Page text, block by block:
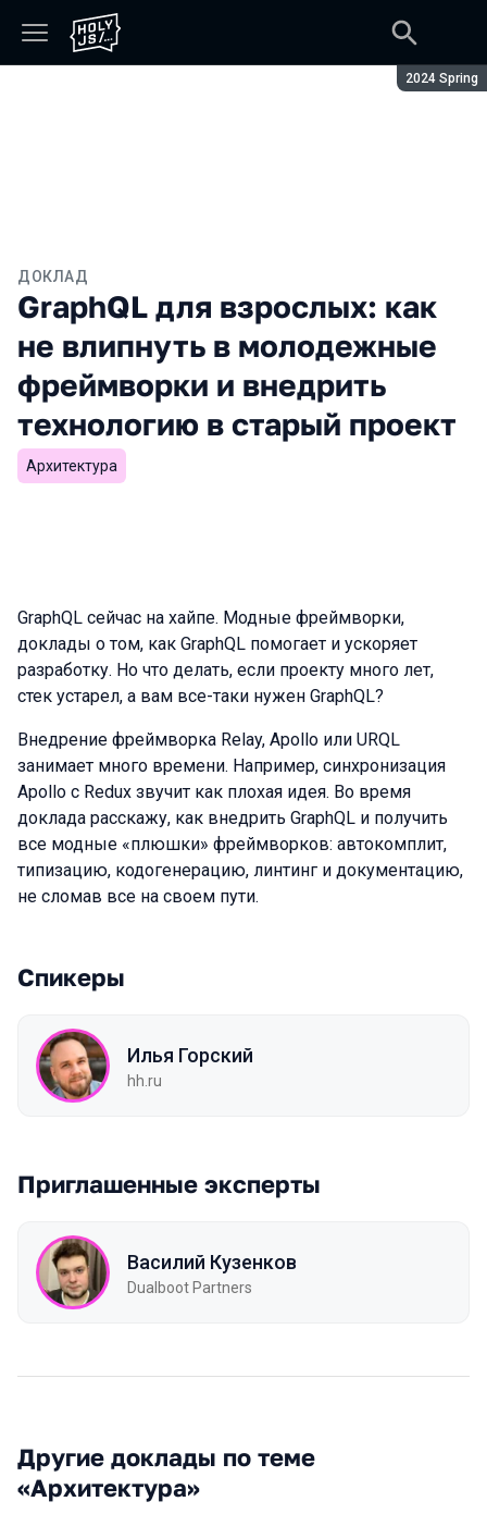
Сезон:
2024 Spring
ДОКЛАД
GraphQL для взрослых: как
не влипнуть в молодежные
фреймворки и внедрить
технологию в старый проект
Архитектура
GraphQL сейчас на хайпе. Модные фреймворки,
доклады о том, как GraphQL помогает и ускоряет
разработку. Но что делать, если проекту много лет,
стек устарел, а вам все-таки нужен GraphQL?
Внедрение фреймворка Relay, Apollo или URQL
занимает много времени. Например, синхронизация
Apollo c Redux звучит как плохая идея. Во время
доклада расскажу, как внедрить GraphQL и получить
все модные «плюшки» фреймворков: автокомплит,
типизацию, кодогенерацию, линтинг и документацию,
не сломав все на своем пути.
Спикеры
Илья Горский
hh.ru
Приглашенные эксперты
Василий Кузенков
Dualboot Partners
Другие доклады по теме
«Архитектура»